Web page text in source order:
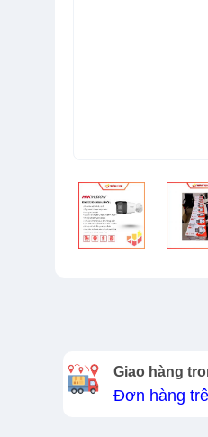
Giao hàng
Đơn hàng